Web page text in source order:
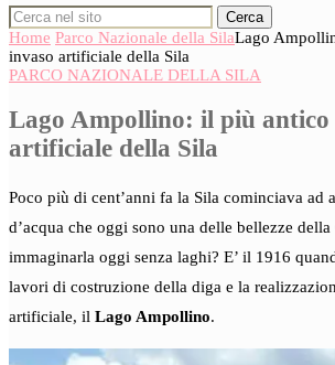
Cerca
Home Parco Nazionale della SilaLago
invaso artificiale della Sila
PARCO NAZIONALE DELLA SILA
Lago Ampollino: il più antico
artificiale della Sila
Poco più di cent’anni fa la Sila cominciava ad
d’acqua che oggi sono una delle bellezze
immaginarla oggi senza laghi? E’ il 1916
lavori di costruzione della diga e la
artificiale, il Lago Ampollino.